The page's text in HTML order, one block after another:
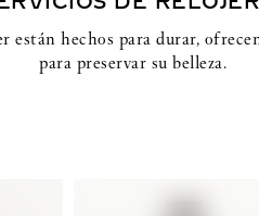
están hechos para durar,
para preservar su belleza.